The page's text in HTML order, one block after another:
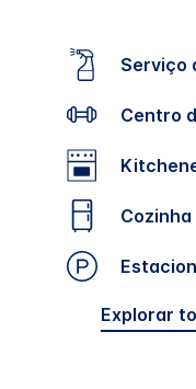
Centro
Explorar